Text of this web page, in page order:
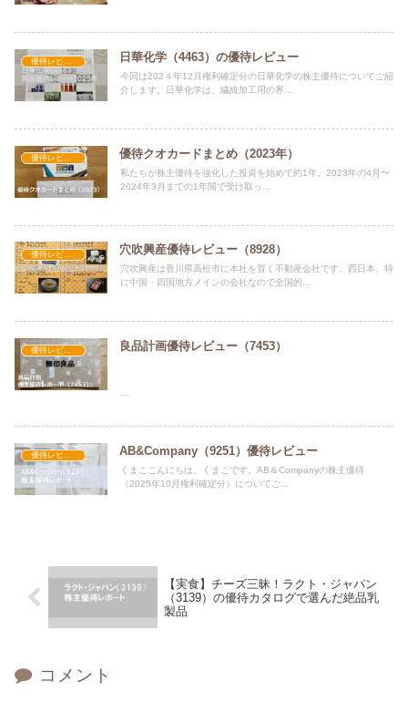
優待レビュー 日華化学（4463）の優待レビュー
今回は202４年12月権利確定分の日華化学の株主優待についてご紹
介します。日華化学は、繊維加工用の界...
優待クオカードまとめ（2023年）
私たちが株主優待を強化した投資を始めて約1年。2023年の4月〜
2024年3月までの1年間で受け取っ...
穴吹興産優待レビュー（8928）
穴吹興産は香川県高松市に本社を置く不動産会社です。西日本、特
に中国・四国地方メインの会社なので全国的...
優待レビュー 良品計画優待レビュー（7453）
録された、100株（1単元）以上を保有する株主のみなさんです。
優待レビュー AB&Company（9251）優待レビュー
くまここんにちは、くまこです。AB＆Companyの株主優待
（2025年10月権利確定分）についてご...
【実食】チーズ三昧！ラクト・ジャパン
（3139）の優待カタログで選んだ絶品乳
製品
コメント